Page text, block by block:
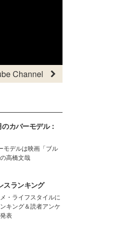
Channel
カバーモデル：
モデルは映画「ブル
高橋文哉
スランキング
・ライフスタイルに
キング＆読者アンケ
表